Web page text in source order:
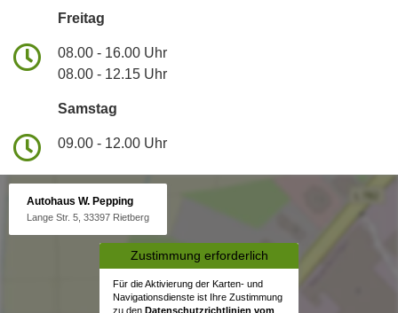
Freitag
08.00 - 16.00 Uhr
08.00 - 12.15 Uhr
Samstag
09.00 - 12.00 Uhr
Autohaus W. Pepping
Lange Str. 5, 33397 Rietberg
Zustimmung erforderlich
Für die Aktivierung der Karten- und
Navigationsdienste ist Ihre Zustimmung
zu den Datenschutzrichtlinien vom